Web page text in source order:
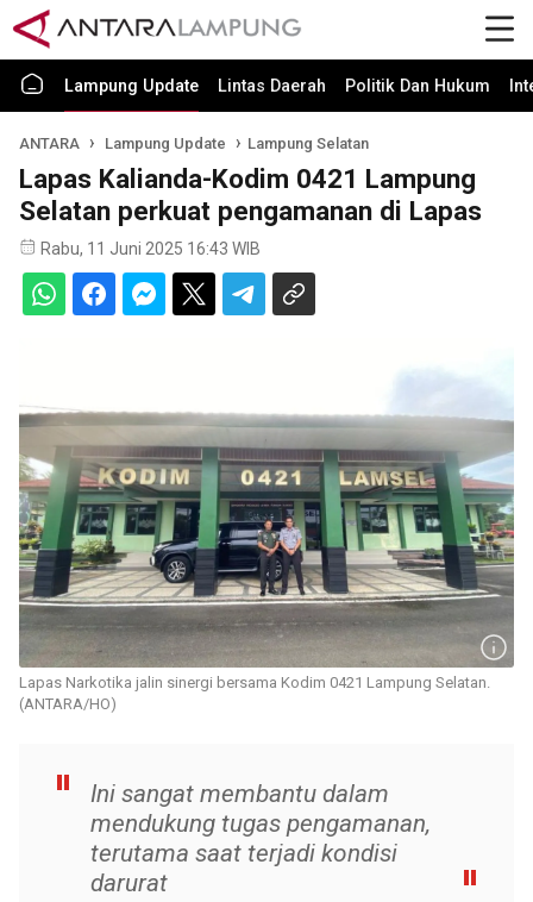
Lampung Update Lintas Daerah Politik Dan Hukum
ANTARA Lampung Update Lampung Selatan
Lapas Kalianda-Kodim 0421 Lampung
Selatan perkuat pengamanan di Lapas
Rabu, 11 Juni 2025 16:43 WIB
Lapas Narkotika jalin sinergi bersama Kodim 0421 Lampung Selatan.
(ANTARA/HO)
Ini sangat membantu dalam
mendukung tugas pengamanan,
terutama saat terjadi kondisi
darurat